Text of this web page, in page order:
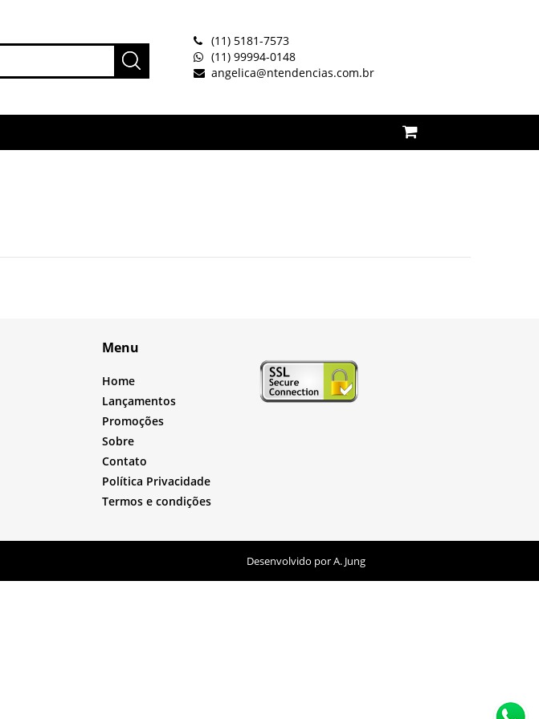
(11) 5181-7573
(11) 99994-0148
angelica@ntendencias.com.br
Menu
Home
Lançamentos
Promoções
Sobre
Contato
Política Privacidade
Termos e condições
Desenvolvido porA. Jung